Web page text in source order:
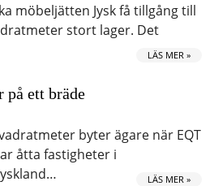
möbeljätten Jysk få tillgång till
stort lager. Det
LÄS MER »
på ett bräde
byter ägare när EQT
åtta fastigheter i
LÄS MER »